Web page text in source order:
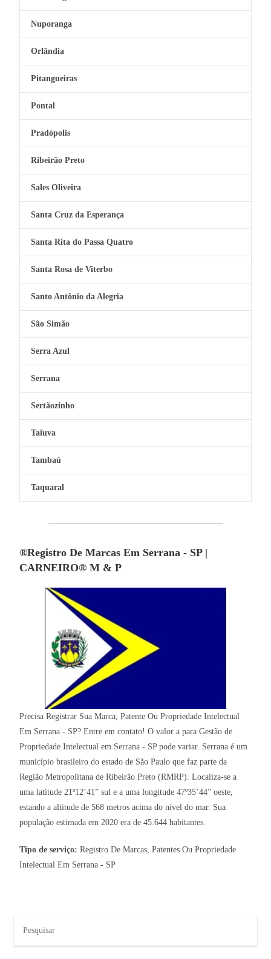
Nuporanga
Orlândia
Pitangueiras
Pontal
Pradópolis
Ribeirão Preto
Sales Oliveira
Santa Cruz da Esperança
Santa Rita do Passa Quatro
Santa Rosa de Viterbo
Santo Antônio da Alegria
São Simão
Serra Azul
Serrana
Sertãozinho
Taiuva
Tambaú
Taquaral
®Registro De Marcas Em Serrana - SP |
CARNEIRO® M & P
Precisa Registrar Sua Marca, Patente Ou Propriedade Intelectual
Em Serrana - SP? Entre em contato! O valor a para Gestão de
Propriedade Intelectual em Serrana - SP pode variar. Serrana é um
município brasileiro do estado de São Paulo que faz parte da
Região Metropolitana de Ribeirão Preto (RMRP). Localiza-se a
uma latitude 21º12’41” sul e a uma longitude 47º35’44” oeste,
estando a altitude de 568 metros acima do nível do mar. Sua
população estimada em 2020 era de 45.644 habitantes.
Tipo de serviço:Registro De Marcas, Patentes Ou Propriedade
Intelectual Em Serrana - SP